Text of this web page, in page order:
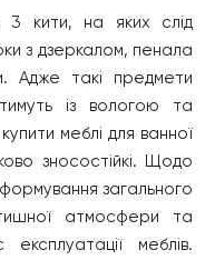
3 кити, на яких слід
з дзеркалом, пенала
Адже такі предмети
із вологою та
меблі для ванної
зносостійкі. Щодо
загального
атмосфери та
меблів.